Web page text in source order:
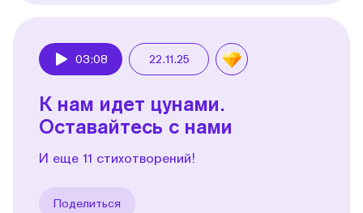
03:08 22.11.25
К нам идет цунами.
Оставайтесь с нами
И еще 11 стихотворений!
Поделиться